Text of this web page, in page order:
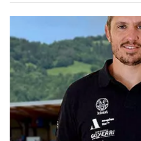
Atletismo
Carreras de montaña
Más deportes
"Helmuga"